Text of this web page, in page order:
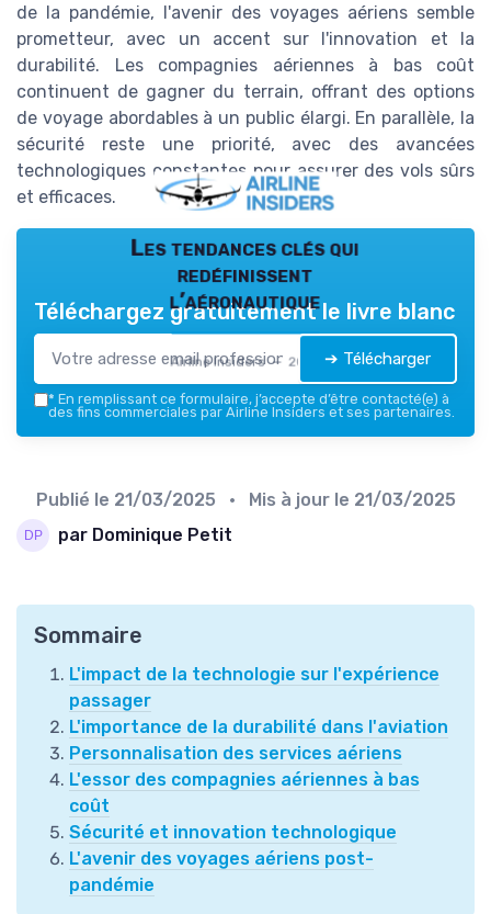
de la pandémie, l'avenir des voyages aériens semble
prometteur, avec un accent sur l'innovation et la
durabilité. Les compagnies aériennes à bas coût
continuent de gagner du terrain, offrant des options
de voyage abordables à un public élargi. En parallèle, la
sécurité reste une priorité, avec des avancées
technologiques constantes pour assurer des vols sûrs
et efficaces.
Les tendances clés qui
redéfinissent
l’aéronautique
Airline Insiders — 2026
Téléchargez gratuitement le livre blanc
➔ Télécharger
* En remplissant ce formulaire, j’accepte d’être contacté(e) à
des fins commerciales par Airline Insiders et ses partenaires.
Publié le 21/03/2025 • Mis à jour le 21/03/2025
par Dominique Petit
Sommaire
L'impact de la technologie sur l'expérience
passager
L'importance de la durabilité dans l'aviation
Personnalisation des services aériens
L'essor des compagnies aériennes à bas
coût
Sécurité et innovation technologique
L'avenir des voyages aériens post-
pandémie